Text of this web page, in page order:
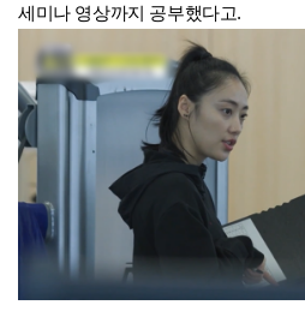
세미나 영상까지 공부했다고.